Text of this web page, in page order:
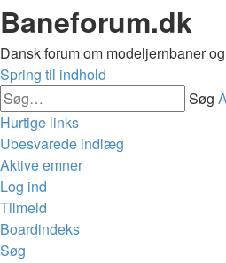
Baneforum.dk
Dansk forum om modeljernbaner
Spring til indhold
Søg
Hurtige links
Ubesvarede indlæg
Aktive emner
Log ind
Tilmeld
Boardindeks
Søg